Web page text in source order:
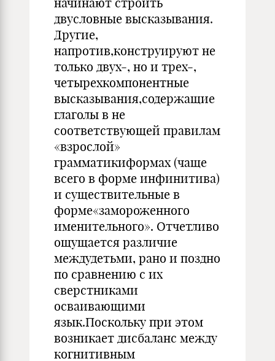
двусловные высказывания.
Другие,
напротив,конструируют не
только двух-, но и трех-,
четырехкомпонентные
высказывания,содержащие
глаголы в не
соответствующей правилам
«взрослой»
грамматикиформах (чаще
всего в форме инфинитива)
и существительные в
форме«замороженного
именительного». Отчетливо
ощущается различие
междудетьми, рано и поздно
по сравнению с их
сверстниками
осваивающими
язык.Поскольку при этом
возникает дисбаланс между
когнитивным